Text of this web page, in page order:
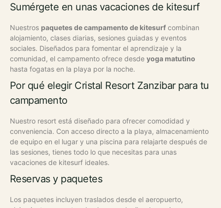
Sumérgete en unas vacaciones de kitesurf
Nuestros paquetes de campamento de kitesurf combinan
alojamiento, clases diarias, sesiones guiadas y eventos
sociales. Diseñados para fomentar el aprendizaje y la
comunidad, el campamento ofrece desde yoga matutino
hasta fogatas en la playa por la noche.
Por qué elegir Cristal Resort Zanzibar para tu
campamento
Nuestro resort está diseñado para ofrecer comodidad y
conveniencia. Con acceso directo a la playa, almacenamiento
de equipo en el lugar y una piscina para relajarte después de
las sesiones, tienes todo lo que necesitas para unas
vacaciones de kitesurf ideales.
Reservas y paquetes
Los paquetes incluyen traslados desde el aeropuerto,